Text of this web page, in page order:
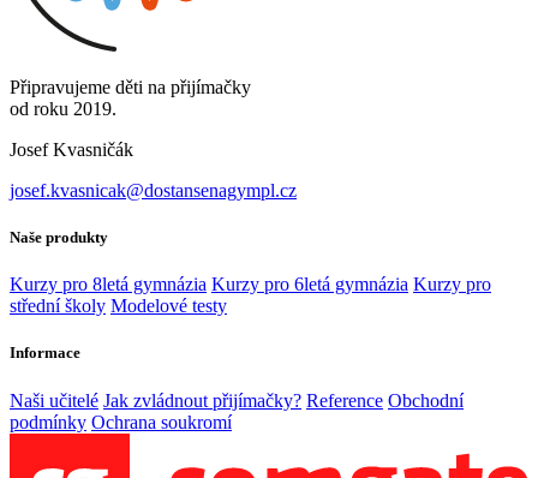
Připravujeme děti na přijímačky
od roku 2019.
Josef Kvasničák
josef.kvasnicak@dostansenagympl.cz
Naše produkty
Kurzy pro 8letá gymnázia Kurzy pro 6letá gymnázia Kurzy pro
střední školy Modelové testy
Informace
Naši učitelé Jak zvládnout přijímačky? Reference Obchodní
podmínky Ochrana soukromí